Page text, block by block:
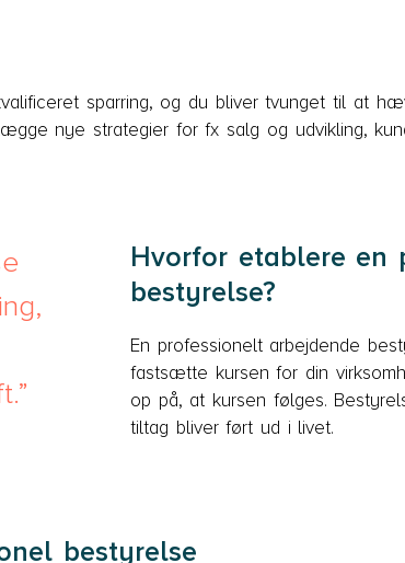
sparring, og du bliver tvunget til at
nye strategier for fx salg og udvikling,
Hvorfor etablere en
bestyrelse?
En professionelt arbejdende
fastsætte kursen for din
op på, at kursen følges.
tiltag bliver ført ud i livet.
bestyrelse